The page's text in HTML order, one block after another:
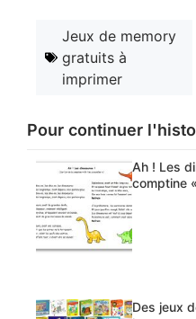
Jeux de memory
gratuits à
imprimer
Pour continuer
Ah ! Les
comptine
Des jeux